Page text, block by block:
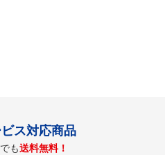
ス対応商品
も送料無料！